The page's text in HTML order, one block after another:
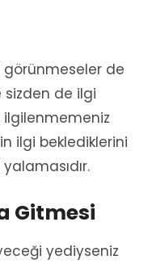
görünmeseler de
sizden de ilgi
ilgilenmemeniz
ilgi beklediklerini
Gitmesi
yediyseniz